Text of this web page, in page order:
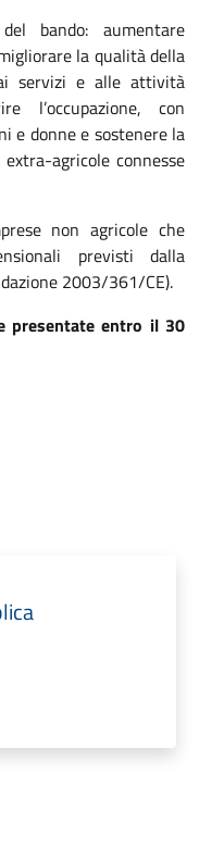
bando: aumentare
la qualità della
servizi e alle attività
l’occupazione, con
e donne e sostenere la
agricole connesse
non agricole che
previsti dalla
2003/361/CE).
presentate entro il 30